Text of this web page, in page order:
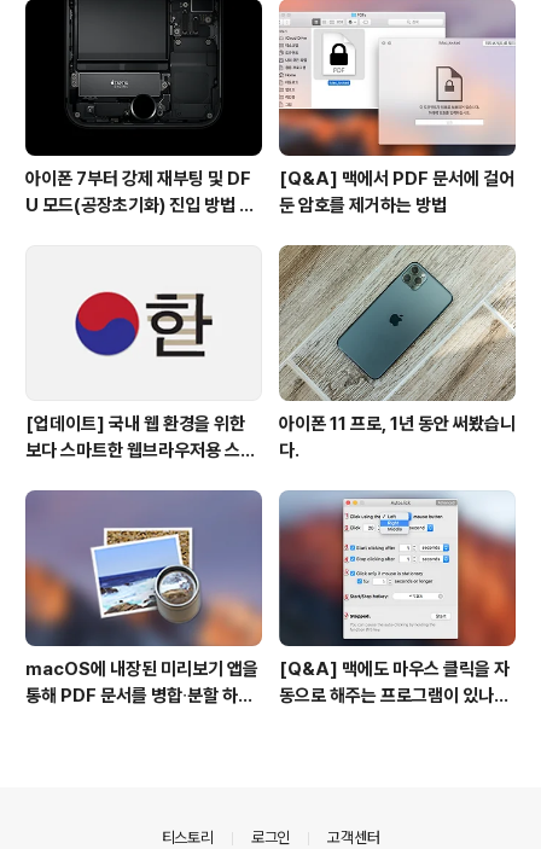
아이폰 7부터 강제 재부팅 및 DF
U 모드(공장초기화) 진입 방법 변
[Q&A] 맥에서 PDF 문서에 걸어
둔 암호를 제거하는 방법
[업데이트] 국내 웹 환경을 위한
보다 스마트한 웹브라우저용 스타
아이폰 11 프로, 1년 동안 써봤습니
다.
macOS에 내장된 미리보기 앱을
통해 PDF 문서를 병합∙분할 하는
[Q&A] 맥에도 마우스 클릭을 자
동으로 해주는 프로그램이 있나
티스토리 로그인 고객센터